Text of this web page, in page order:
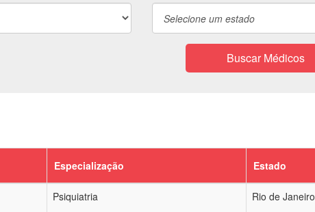
Buscar Médicos
Especialização Estado
Psiquiatria Rio de Janeiro